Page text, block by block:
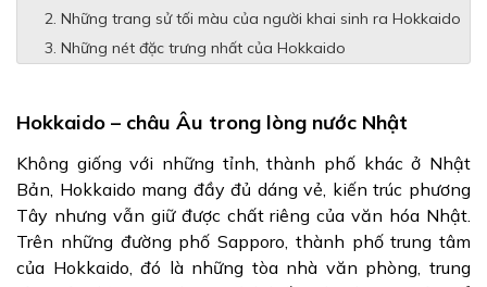
Những trang sử tối màu của người khai sinh ra Hokkaido
Những nét đặc trưng nhất của Hokkaido
Hokkaido – châu Âu trong lòng nước Nhật
Không giống với những tỉnh, thành phố khác ở Nhật
Bản, Hokkaido mang đầy đủ dáng vẻ, kiến trúc phương
Tây nhưng vẫn giữ được chất riêng của văn hóa Nhật.
Trên những đường phố Sapporo, thành phố trung tâm
của Hokkaido, đó là những tòa nhà văn phòng, trung